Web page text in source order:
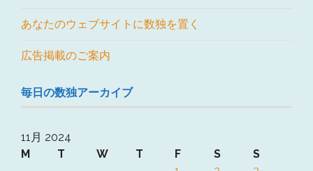
あなたのウェブサイトに数独を置く
広告掲載のご案内
毎日の数独アーカイブ
11月 2024
M
T W T F S
S